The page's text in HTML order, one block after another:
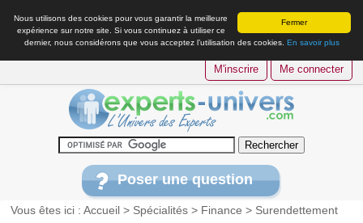
Fermer
Nous utilisons des cookies pour vous garantir la meilleure
expérience sur notre site. Si vous continuez à utiliser ce
dernier, nous considérons que vous acceptez l’utilisation des cookies. En savoir plus
M'inscrire Me connecter
Poser une question
Vous êtes ici :Accueil > Spécialités > Finance > Surendettement